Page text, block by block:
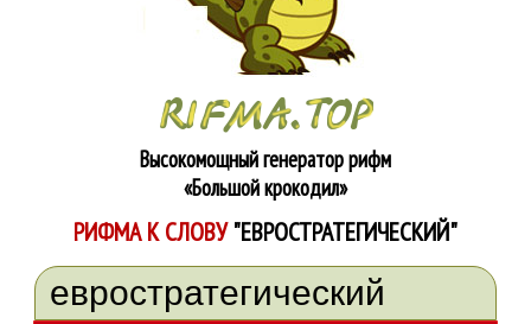
Высокомощный генератор рифм
«Большой крокодил»
РИФМА К СЛОВУ"ЕВРОСТРАТЕГИЧЕСКИЙ"